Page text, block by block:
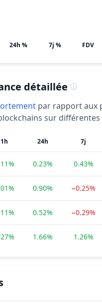
24h % 7j % FDV
détaillée
par rapport aux
sur
1h 24h 7j
0.23% 0.43%
0.90% −0.25%
0.52% −0.29%
1.66% 1.26%